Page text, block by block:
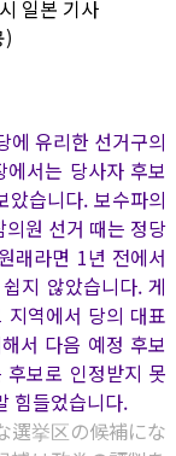
일본 기사
)
에 유리한 선거구의
서는 당사자 후보
습니다. 보수파의
원 선거 때는 정당
래라면 1년 전에서
지 않았습니다. 게
역에서 당의 대표
서 다음 예정 후보
보로 인정받지 못
힘들었습니다.
選挙区の候補にな